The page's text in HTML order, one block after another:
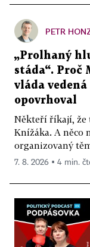
PETR
„Prolhaný
stáda“. Proč
vláda
opovrhoval
Někteří říkají, že
Knížáka. A něco
organizovaný
7. 8. 2026 ▪ 4 min.